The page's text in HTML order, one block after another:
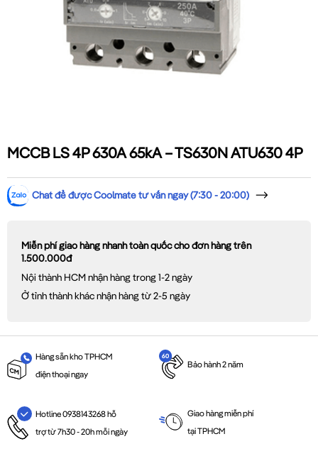
MCCB LS 4P 630A 65kA – TS630N ATU630 4P
Chat để được Coolmate tư vấn ngay (7:30 - 20:00)
Miễn phí giao hàng nhanh toàn quốc cho đơn hàng trên
1.500.000đ
Nội thành HCM nhận hàng trong 1-2 ngày
Ở tỉnh thành khác nhận hàng từ 2-5 ngày
Hàng sẵn kho TPHCM
điện thoại ngay
Bảo hành 2 năm
Hotline 0938143268 hỗ
trợ từ 7h30 - 20h mỗi ngày
Giao hàng miễn phí
tại TPHCM